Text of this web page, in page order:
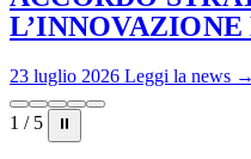
23 luglio 2026 Leggi la news →
1 / 5 ⏸